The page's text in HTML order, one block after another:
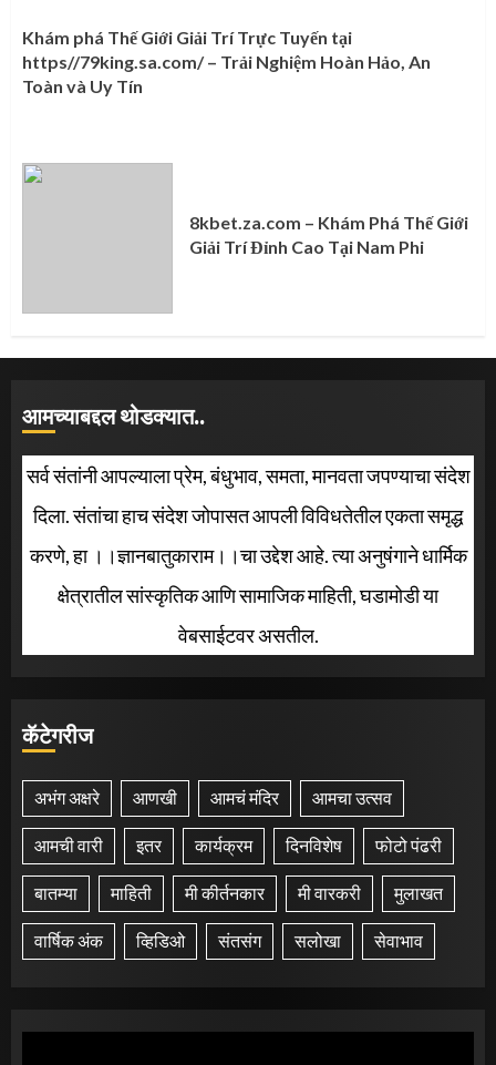
Khám phá Thế Giới Giải Trí Trực Tuyến tại
https//79king.sa.com/ – Trải Nghiệm Hoàn Hảo, An
Toàn và Uy Tín
8kbet.za.com – Khám Phá Thế Giới
Giải Trí Đỉnh Cao Tại Nam Phi
आमच्याबद्दल थोडक्यात..
सर्व संतांनी आपल्याला प्रेम, बंधुभाव, समता, मानवता जपण्याचा संदेश
दिला. संतांचा हाच संदेश जोपासत आपली विविधतेतील एकता समृद्ध
करणे, हा ।।ज्ञानबातुकाराम।।चा उद्देश आहे. त्या अनुषंगाने धार्मिक
क्षेत्रातील सांस्कृतिक आणि सामाजिक माहिती, घडामोडी या
वेबसाईटवर असतील.
कॅटेगरीज
अभंग अक्षरे आणखी आमचं मंदिर आमचा उत्सव
आमची वारी इतर कार्यक्रम दिनविशेष फोटो पंढरी
बातम्या माहिती मी कीर्तनकार मी वारकरी मुलाखत
वार्षिक अंक व्हिडिओ संतसंग सलोखा सेवाभाव